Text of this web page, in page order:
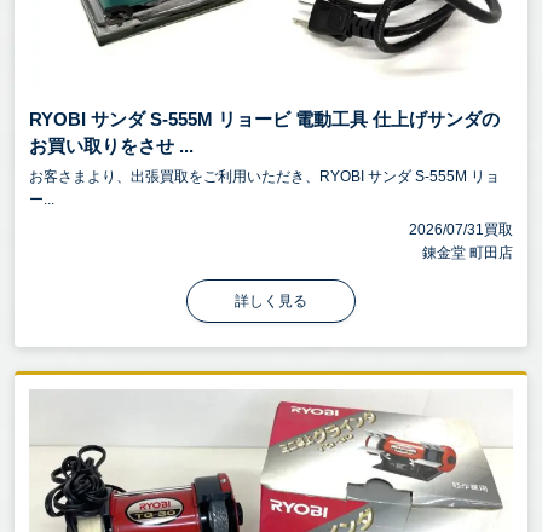
RYOBI サンダ S-555M リョービ 電動工具 仕上げサンダの
お買い取りをさせ ...
お客さまより、出張買取をご利用いただき、RYOBI サンダ S-555M リョ
ー...
2026/07/31買取
錬金堂 町田店
詳しく見る